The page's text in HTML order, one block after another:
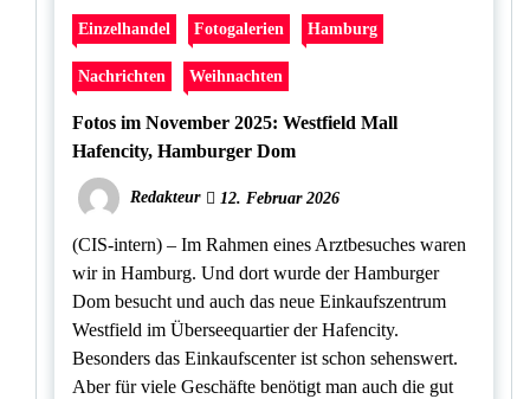
Einzelhandel Fotogalerien Hamburg
Nachrichten Weihnachten
Fotos im November 2025: Westfield Mall
Hafencity, Hamburger Dom
Redakteur 12. Februar 2026
(CIS-intern) – Im Rahmen eines Arztbesuches waren
wir in Hamburg. Und dort wurde der Hamburger
Dom besucht und auch das neue Einkaufszentrum
Westfield im Überseequartier der Hafencity.
Besonders das Einkaufscenter ist schon sehenswert.
Aber für viele Geschäfte benötigt man auch die gut